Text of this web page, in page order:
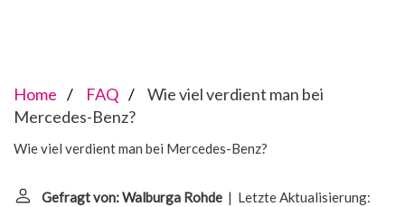
Home FAQ
Wie viel verdient man bei
Mercedes-Benz?
Wie viel verdient man bei Mercedes-Benz?
Gefragt von: Walburga Rohde | Letzte Aktualisierung: